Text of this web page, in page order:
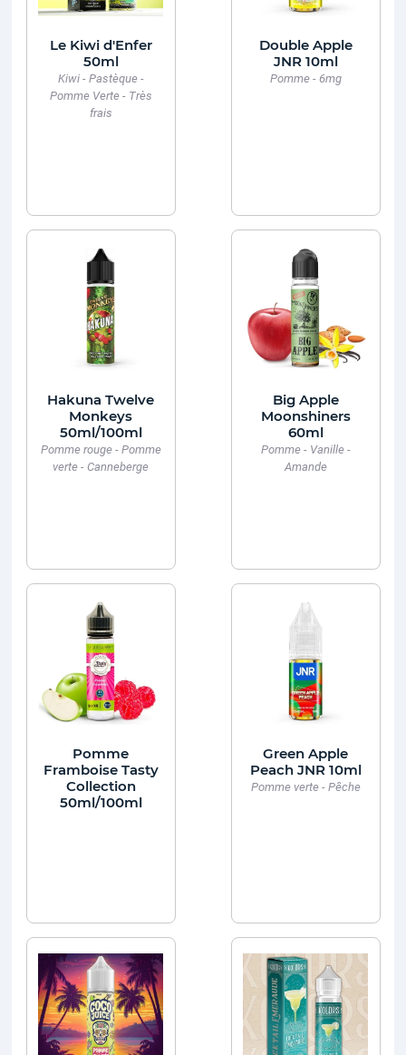
Le Kiwi d'Enfer
50ml
Kiwi - Pastèque -
Pomme Verte - Très
frais
Double Apple
JNR 10ml
Pomme - 6mg
Hakuna Twelve
Monkeys
50ml/100ml
Pomme rouge - Pomme
verte - Canneberge
Big Apple
Moonshiners
60ml
Pomme - Vanille -
Amande
Pomme
Framboise Tasty
Collection
50ml/100ml
Green Apple
Peach JNR 10ml
Pomme verte - Pêche